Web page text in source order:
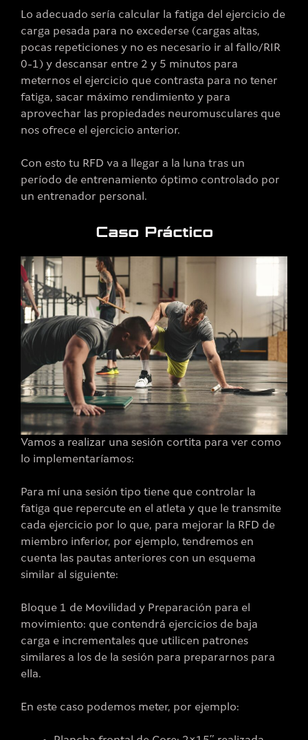
Lo adecuado sería calcular la fatiga del ejercicio de
carga pesada para no excederse (cargas altas,
pocas repeticiones y no es necesario ir al fallo/RIR
0-1) y descansar entre 2 y 5 minutos para
meternos el ejercicio que contrasta para no tener
fatiga, sacar máximo rendimiento y para
aprovechar las propiedades neuromusculares que
nos ofrece el ejercicio anterior.
Con esto tu RFD va a llegar a la luna tras un
período de entrenamiento óptimo controlado por
un entrenador personal.
Caso Práctico
Vamos a realizar una sesión cortita para ver como
lo implementaríamos:
Para mí una sesión tipo tiene que controlar la
fatiga que repercute en el atleta y que le transmite
cada ejercicio por lo que, para mejorar la RFD de
miembro inferior, por ejemplo, tendremos en
cuenta las pautas anteriores con un esquema
similar al siguiente:
Bloque 1 de Movilidad y Preparación para el
movimiento: que contendrá ejercicios de baja
carga e incrementales que utilicen patrones
similares a los de la sesión para prepararnos para
ella.
En este caso podemos meter, por ejemplo: